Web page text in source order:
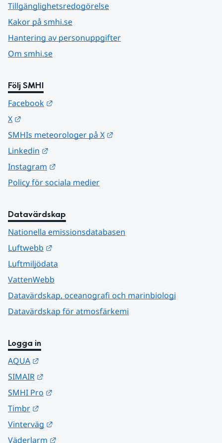
Tillgänglighetsredogörelse
Kakor på smhi.se
Hantering av personuppgifter
Om smhi.se
Följ SMHI
Facebook
X
SMHIs meteorologer på X
Linkedin
Instagram
Policy för sociala medier
Datavärdskap
Nationella emissionsdatabasen
Luftwebb
Luftmiljödata
VattenWebb
Datavärdskap, oceanografi och marinbiologi
Datavärdskap för atmosfärkemi
Logga in
AQUA
SIMAIR
SMHI Pro
Timbr
Vinterväg
Väderlarm